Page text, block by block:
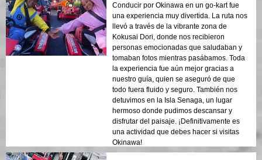
Conducir por Okinawa en un go-kart fue
una experiencia muy divertida. La ruta nos
llevó a través de la vibrante zona de
Kokusai Dori, donde nos recibieron
personas emocionadas que saludaban y
tomaban fotos mientras pasábamos. Toda
la experiencia fue aún mejor gracias a
nuestro guía, quien se aseguró de que
todo fuera fluido y seguro. También nos
detuvimos en la Isla Senaga, un lugar
hermoso donde pudimos descansar y
disfrutar del paisaje. ¡Definitivamente es
una actividad que debes hacer si visitas
Okinawa!